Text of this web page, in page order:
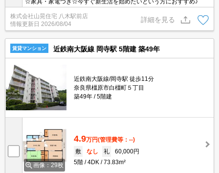
☆家具・家電つき☆今すぐ新生活を始めたいという方におすすめ♪
株式会社山晃住宅 八木駅前店
情報更新日 2026/08/04
詳細を見る
賃貸マンション 近鉄南大阪線 岡寺駅 5階建 築49年
近鉄南大阪線/岡寺駅 徒歩11分
奈良県橿原市白橿町５丁目
築49年
5階建
画像：29枚
4.9万円(管理費等：--)
敷
なし 礼
60,000円
5階
4DK 73.83m²